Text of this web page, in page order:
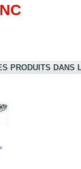
PRODUITS DANS